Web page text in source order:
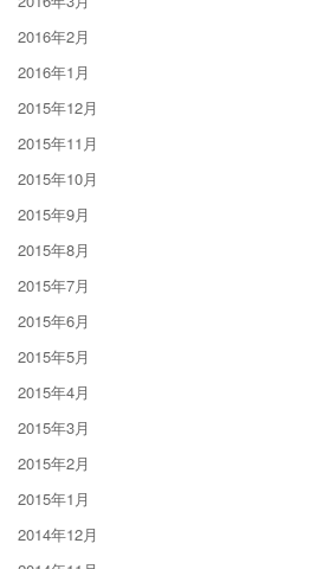
2016年2月
2016年1月
2015年12月
2015年11月
2015年10月
2015年9月
2015年8月
2015年7月
2015年6月
2015年5月
2015年4月
2015年3月
2015年2月
2015年1月
2014年12月